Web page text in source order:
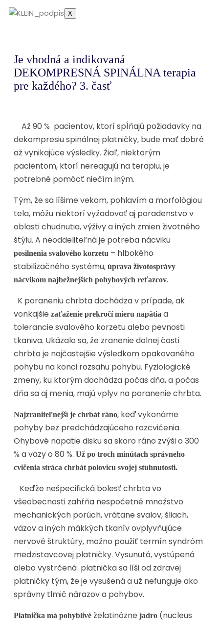
X
Je vhodná a indikovaná
DEKOMPRESNÁ SPINÁLNA terapia
pre každého? 3. časť
Až 90 % pacientov, ktorí spĺňajú požiadavky na
dekompresiu spinálnej platničky, bude mať dobré
až vynikajúce výsledky. Žiaľ, niektorým
pacientom, ktorí nereagujú na terapiu, je
potrebné pomôcť niečím iným.
Tým, že sa líšime vekom, pohlavím a morfológiou
tela, môžu niektorí vyžadovať aj poradenstvo v
oblasti chudnutia, výživy a iných zmien životného
štýlu. A neoddeliteľná je potreba nácviku
posilnenia svalového korzetu – hlbokého
stabilizačného systému, úprava životosprávy
nácvikom najbežnejších pohybových reťazcov.
K poraneniu chrbta dochádza v prípade, ak
vonkajšie zaťaženie prekročí mieru napätia a
tolerancie svalového korzetu alebo pevnosti
tkaniva. Ukázalo sa, že zranenie dolnej časti
chrbta je najčastejšie výsledkom opakovaného
pohybu na konci rozsahu pohybu. Fyziologické
zmeny, ku ktorým dochádza počas dňa, a počas
dňa sa aj menia, majú vplyv na poranenie chrbta.
Najzraniteľnejší je chrbát ráno, keď vykonáme
pohyby bez predchádzajúceho rozcvičenia.
Ohybové napätie disku sa skoro ráno zvýši o 300
% a väzy o 80 %. Už po troch minútach správneho
cvičenia stráca chrbát polovicu svojej stuhnutosti.
Keďže nešpecifická bolesť chrbta vo
všeobecnosti zahŕňa nespočetné množstvo
mechanických porúch, vrátane svalov, šliach,
väzov a iných mäkkých tkanív ovplyvňujúce
nervové štruktúry, možno použiť termín syndróm
medzistavcovej platničky. Vysunutá, vystúpená
alebo vystrčená platnička sa líši od zdravej
platničky tým, že je vysušená a už nefunguje ako
správny tlmič nárazov a pohybov.
Platnička má pohyblivé želatinózne jadro (nucleus